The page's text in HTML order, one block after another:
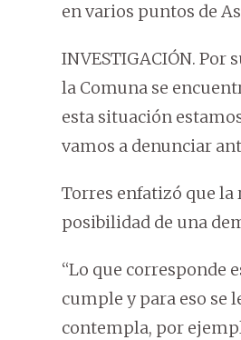
en varios puntos de
INVESTIGACIÓN.
la Comuna se
esta situación
vamos a denunciar
Torres enfatizó que
posibilidad de una
“Lo que corresponde
cumple y para eso se
contempla, por